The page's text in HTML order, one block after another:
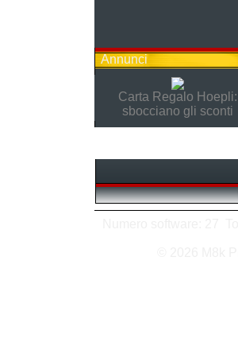
Annunci
Carta Regalo Hoepli:
sbocciano gli sconti